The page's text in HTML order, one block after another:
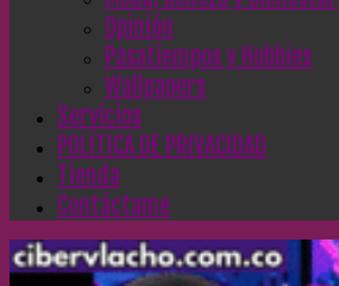
Opinión
Pasatiempos y Hobbies
Wallpapers
Servicios
POLÍTICA DE PRIVACIDAD
Tienda
Contáctame